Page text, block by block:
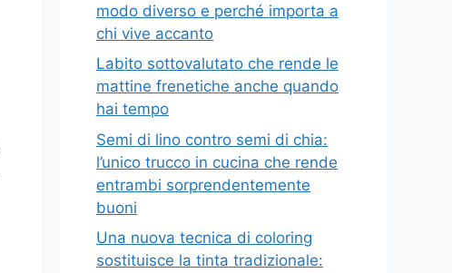
modo diverso e perché importa a
chi vive accanto
Labito sottovalutato che rende le
mattine frenetiche anche quando
hai tempo
Semi di lino contro semi di chia:
l’unico trucco in cucina che rende
entrambi sorprendentemente
buoni
Una nuova tecnica di coloring
sostituisce la tinta tradizionale: